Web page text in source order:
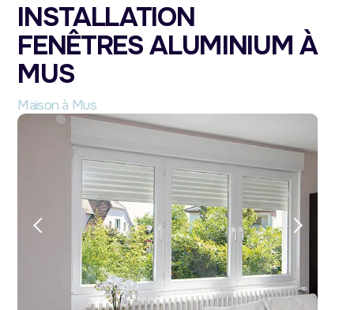
INSTALLATION
FENÊTRES ALUMINIUM À
MUS
Maison à Mus